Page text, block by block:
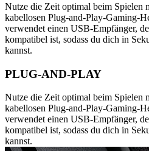
Nutze die Zeit optimal beim Spielen
kabellosen Plug-and-Play-Gaming-
verwendet einen USB-Empfänger,
kompatibel ist, sodass du dich in
kannst.
PLUG-AND-PLAY
Nutze die Zeit optimal beim Spielen
kabellosen Plug-and-Play-Gaming-
verwendet einen USB-Empfänger,
kompatibel ist, sodass du dich in
kannst.